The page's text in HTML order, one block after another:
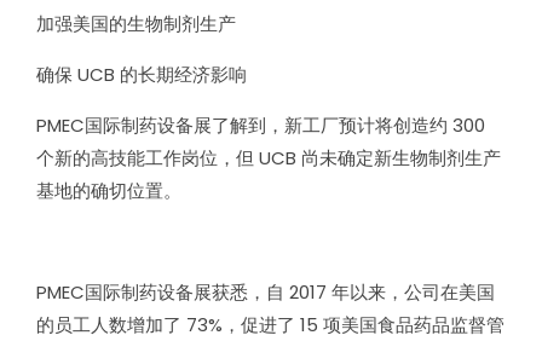
加强美国的生物制剂生产
确保 UCB 的长期经济影响
PMEC国际制药设备展了解到，新工厂预计将创造约 300
个新的高技能工作岗位，但 UCB 尚未确定新生物制剂生产
基地的确切位置。
PMEC国际制药设备展获悉，自 2017 年以来，公司在美国
的员工人数增加了 73%，促进了 15 项美国食品药品监督管